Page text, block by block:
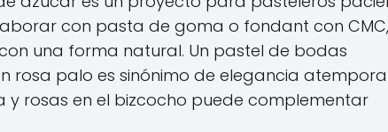
con pasta de goma o fondant con CMC,
una forma natural. Un pastel de bodas
palo es sinónimo de elegancia
rosas en el bizcocho puede complementar